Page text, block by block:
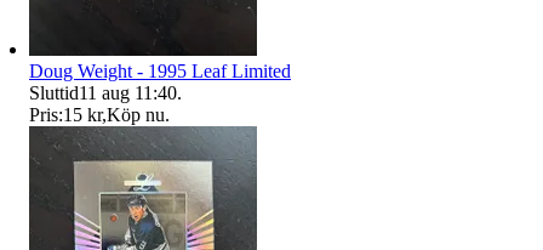
Doug Weight - 1995 Leaf Limited
Sluttid11 aug 11:40.
Pris:15 kr,Köp nu.